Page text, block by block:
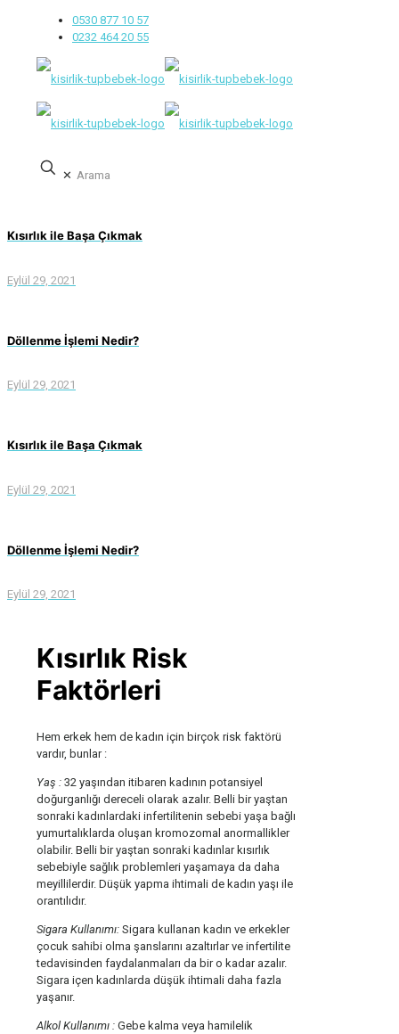
0530 877 10 57
0232 464 20 55
✕
Kısırlık ile Başa Çıkmak
Eylül 29, 2021
Döllenme İşlemi Nedir?
Eylül 29, 2021
Kısırlık ile Başa Çıkmak
Eylül 29, 2021
Döllenme İşlemi Nedir?
Eylül 29, 2021
Kısırlık Risk
Faktörleri
Hem erkek hem de kadın için birçok risk faktörü
vardır, bunlar :
Yaş : 32 yaşından itibaren kadının potansiyel
doğurganlığı dereceli olarak azalır. Belli bir yaştan
sonraki kadınlardaki infertilitenin sebebi yaşa bağlı
yumurtalıklarda oluşan kromozomal anormallikler
olabilir. Belli bir yaştan sonraki kadınlar kısırlık
sebebiyle sağlık problemleri yaşamaya da daha
meyillilerdir. Düşük yapma ihtimali de kadın yaşı ile
orantılıdır.
Sigara Kullanımı: Sigara kullanan kadın ve erkekler
çocuk sahibi olma şanslarını azaltırlar ve infertilite
tedavisinden faydalanmaları da bir o kadar azalır.
Sigara içen kadınlarda düşük ihtimali daha fazla
yaşanır.
Alkol Kullanımı : Gebe kalma veya hamilelik